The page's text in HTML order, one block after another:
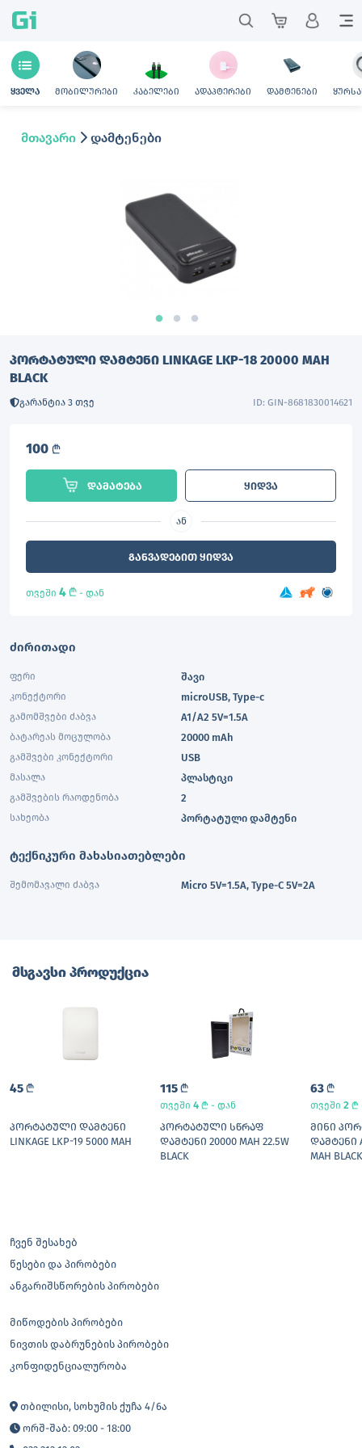
Gi
ყველა მობილურები კაბელები ადაპტერები დამტენები
მთავარი დამტენები
ᲞᲝᲠᲢᲐᲢᲣᲚᲘ ᲓᲐᲛᲢᲔᲜᲘ LINKAGE LKP-18 20000 MAH
BLACK
გარანტია 3 თვე ID: GIN-8681830014621
100 L
დამატება ყიდვა
ან
განვადებით ყიდვა
თვეში 4 L - დან
ძირითადი
ფერი შავი
კონექტორი microUSB, Type-c
გამომშვები ძაბვა A1/A2 5V=1.5A
ბატარეას მოცულობა 20000 mAh
გამშვები კონექტორი USB
მასალა პლასტიკი
გამშვების რაოდენობა 2
სახეობა პორტატული დამტენი
ტექნიკური მახასიათებლები
შემომავალი ძაბვა Micro 5V=1.5A, Type-C 5V=2A
მსგავსი პროდუქცია
45 L
ᲞᲝᲠᲢᲐᲢᲣᲚᲘ ᲓᲐᲛᲢᲔᲜᲘ
LINKAGE LKP-19 5000 MAH
115 L
თვეში 4 L - დან
ᲞᲝᲠᲢᲐᲢᲣᲚᲘ ᲡᲬᲠᲐᲤ
ᲓᲐᲛᲢᲔᲜᲘ 20000 MAH 22.5W
BLACK
63 L
თვეში 2 L
ᲛᲘᲜᲘ
ᲓᲐᲛᲢᲔᲜᲘ
MAH BLACK
ჩვენ შესახებ
წესები და პირობები
ანგარიშსწორების პირობები
მიწოდების პირობები
ნივთის დაბრუნების პირობები
კონფიდენციალურობა
თბილისი, სოხუმის ქუჩა 4/6ა
ორშ-შაბ: 09:00 - 18:00